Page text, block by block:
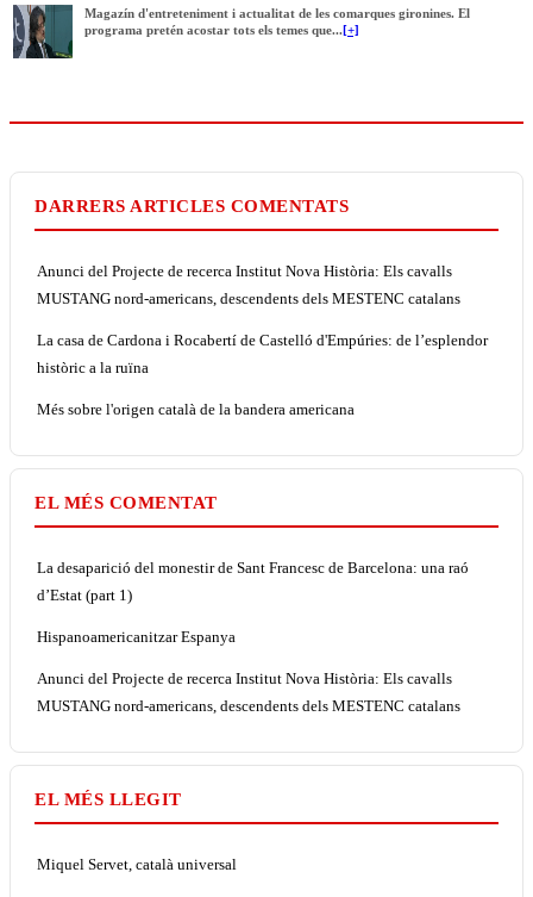
Magazín d'entreteniment i actualitat de les comarques gironines. El
programa pretén acostar tots els temes que... [+]
DARRERS ARTICLES COMENTATS
Anunci del Projecte de recerca Institut Nova Història: Els cavalls
MUSTANG nord-americans, descendents dels MESTENC catalans
La casa de Cardona i Rocabertí de Castelló d'Empúries: de l’esplendor
històric a la ruïna
Més sobre l'origen català de la bandera americana
EL MÉS COMENTAT
La desaparició del monestir de Sant Francesc de Barcelona: una raó
d’Estat (part 1)
Hispanoamericanitzar Espanya
Anunci del Projecte de recerca Institut Nova Història: Els cavalls
MUSTANG nord-americans, descendents dels MESTENC catalans
EL MÉS LLEGIT
Miquel Servet, català universal